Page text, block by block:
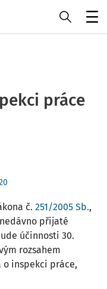
práce
č. 251/2005 Sb.,
přijaté
účinnosti 30.
rozsahem
o inspekci práce,